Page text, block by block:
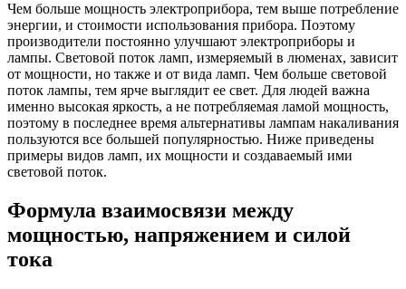
Чем больше мощность электроприбора, тем выше потребление
энергии, и стоимости использования прибора. Поэтому
производители постоянно улучшают электроприборы и
лампы. Световой поток ламп, измеряемый в люменах, зависит
от мощности, но также и от вида ламп. Чем больше световой
поток лампы, тем ярче выглядит ее свет. Для людей важна
именно высокая яркость, а не потребляемая ламой мощность,
поэтому в последнее время альтернативы лампам накаливания
пользуются все большей популярностью. Ниже приведены
примеры видов ламп, их мощности и создаваемый ими
световой поток.
Формула взаимосвязи между
мощностью, напряжением и силой
тока